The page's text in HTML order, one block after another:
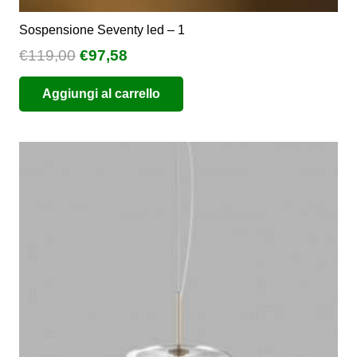
Sospensione Seventy led – 1
€119,00 Il
prezzo
originale
era:
€97,58
prezzo
attuale
è:
Aggiungi al carrello